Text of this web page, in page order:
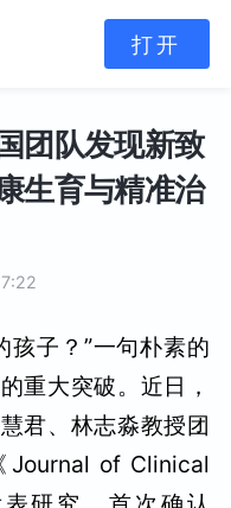
团队发现新致
生育与精准治
孩子？”一句朴素的
重大突破。近日，
君、林志淼教授团
of Clinical
打开